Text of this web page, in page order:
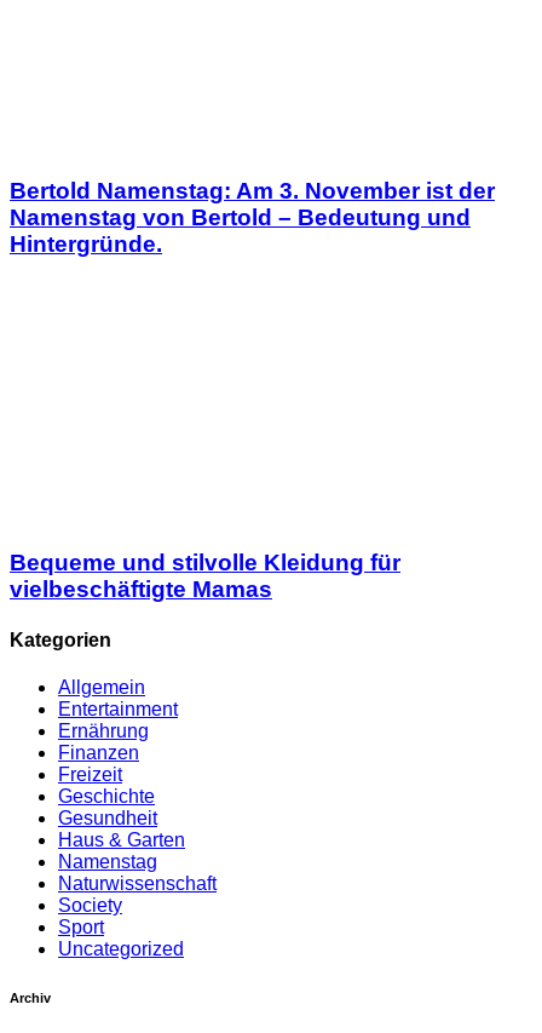
Bertold Namenstag: Am 3. November ist der
Namenstag von Bertold – Bedeutung und
Hintergründe.
Bequeme und stilvolle Kleidung für
vielbeschäftigte Mamas
Kategorien
Allgemein
Entertainment
Ernährung
Finanzen
Freizeit
Geschichte
Gesundheit
Haus & Garten
Namenstag
Naturwissenschaft
Society
Sport
Uncategorized
Archiv